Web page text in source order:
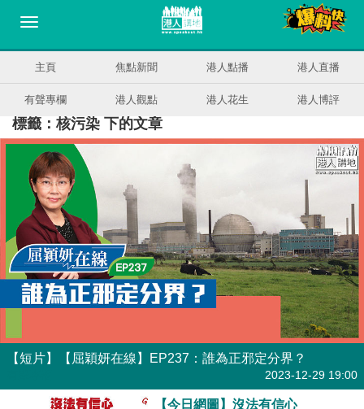
主頁 焦點新聞 港人點播 港人直播
有聲專欄 港人觀點 港人花生 港人博評
標籤：核污染 下的文章
【短片】【屈穎妍在線】EP237：誰為正邪定分界？
2023-12-29 19:00
【今日網圖】沒法有信心